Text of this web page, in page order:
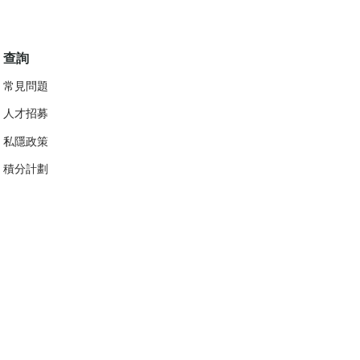
查詢
常見問題
人才招募
私隱政策
​積分計劃